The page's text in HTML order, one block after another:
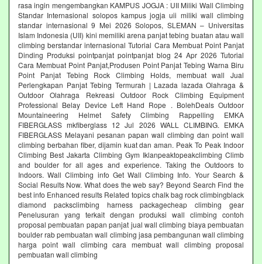
rasa ingin mengembangkan KAMPUS JOGJA : UII Miliki Wall Climbing
Standar Internasional solopos kampus jogja uii miliki wall climbing
standar internasional 9 Mei 2026 Solopos, SLEMAN – Universitas
Islam Indonesia (UII) kini memiliki arena panjat tebing buatan atau wall
climbing berstandar internasional Tutorial Cara Membuat Point Panjat
Dinding Produksi pointpanjat pointpanjat blog 24 Apr 2026 Tutorial
Cara Membuat Point Panjat,Produsen Point Panjat Tebing Warna Biru
Point Panjat Tebing Rock Climbing Holds, membuat wall Jual
Perlengkapan Panjat Tebing Termurah | Lazada lazada Olahraga &
Outdoor Olahraga Rekreasi Outdoor Rock Climbing Equipment
Professional Belay Device Left Hand Rope . BolehDeals Outdoor
Mountaineering Helmet Safety Climbing Rappelling EMKA
FIBERGLASS mkfiberglass 12 Jul 2026 WALL CLIMBING. EMKA
FIBERGLASS Melayani pesanan papan wall climbing dan point wall
climbing berbahan fiber, dijamin kuat dan aman. Peak To Peak Indoor
Climbing Best Jakarta Climbing Gym‎ Iklanpeaktopeakclimbing Climb
and boulder for all ages and experience. Taking the Outdoors to
Indoors. Wall Climbing‎ info Get Wall Climbing Info. Your Search &
Social Results Now. What does the web say? Beyond Search Find the
best info Enhanced results Related topics chalk bag rock climbingblack
diamond packsclimbing harness packagecheap climbing gear
Penelusuran yang terkait dengan produksi wall climbing contoh
proposal pembuatan papan panjat jual wall climbing biaya pembuatan
boulder rab pembuatan wall climbing jasa pembangunan wall climbing
harga point wall climbing cara membuat wall climbing proposal
pembuatan wall climbing